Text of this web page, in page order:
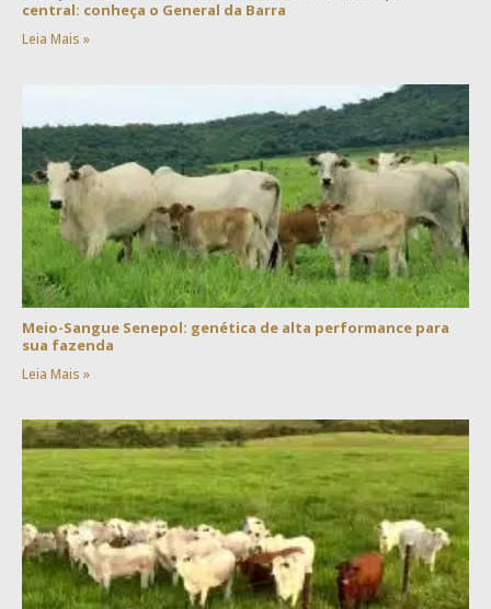
central: conheça o General da Barra
Leia Mais »
Meio-Sangue Senepol: genética de alta performance para
sua fazenda
Leia Mais »